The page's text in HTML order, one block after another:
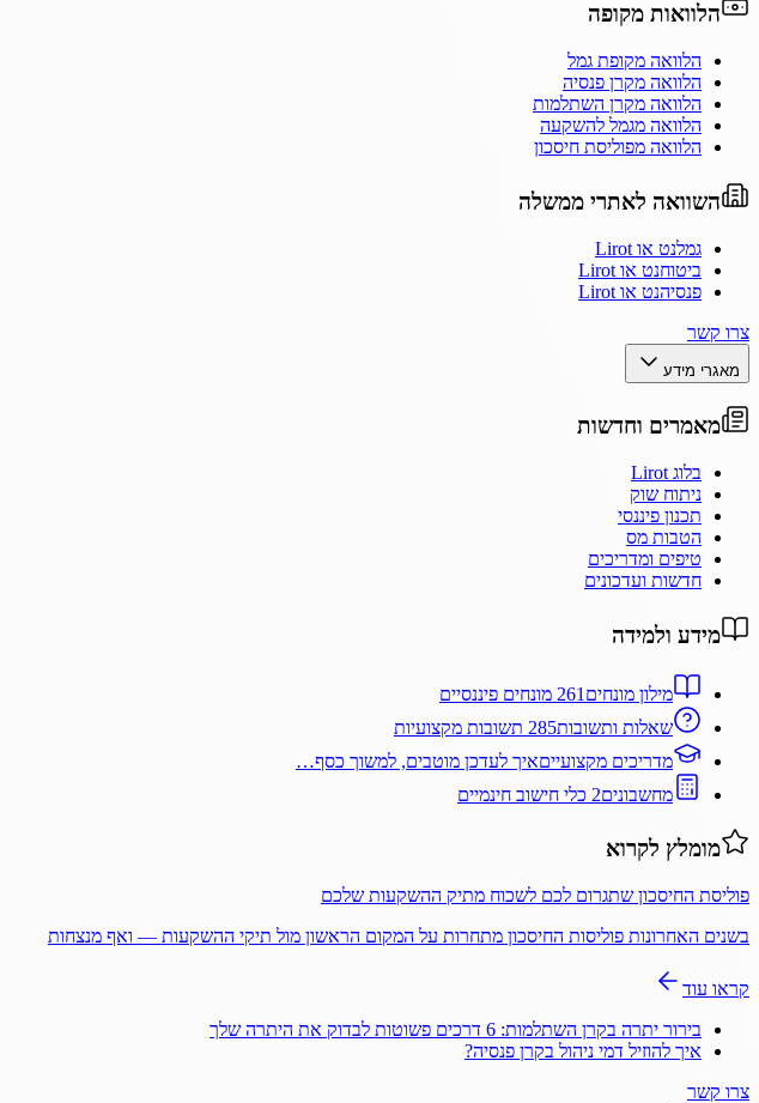
הלוואות מקופה
הלוואה מקופת גמל
הלוואה מקרן פנסיה
הלוואה מקרן השתלמות
הלוואה מגמל להשקעה
הלוואה מפוליסת חיסכון
השוואה לאתרי ממשלה
גמלנט או Lirot
ביטוחנט או Lirot
פנסיהנט או Lirot
צרו קשר
מאגרי מידע
מאמרים וחדשות
בלוג Lirot
ניתוח שוק
תכנון פיננסי
הטבות מס
טיפים ומדריכים
חדשות ועדכונים
מידע ולמידה
מילון מונחים 261 מונחים פיננסיים
שאלות ותשובות285 תשובות מקצועיות
מדריכים מקצועייםאיך לעדכן מוטבים, למשוך כסף…
מחשבונים2 כלי חישוב חינמיים
מומלץ לקרוא
פוליסת החיסכון שתגרום לכם לשכוח מתיק ההשקעות שלכם
בשנים האחרונות פוליסות החיסכון מתחרות על המקום הראשון מול תיקי ההשקעות — ואף מנצחות
קראו עוד
בירור יתרה בקרן השתלמות: 6 דרכים פשוטות לבדוק את היתרה שלך
איך להוזיל דמי ניהול בקרן פנסיה?
צרו קשר